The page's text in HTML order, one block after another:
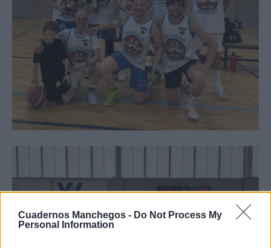
Cuadernos Manchegos - Do Not Process My
Personal Information